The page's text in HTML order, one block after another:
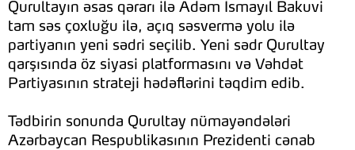
Qurultayın əsas qərarı ilə Adəm İsmayıl Bakuvi
tam səs çoxluğu ilə, açıq səsvermə yolu ilə
partiyanın yeni sədri seçilib. Yeni sədr Qurultay
qarşısında öz siyasi platformasını və Vəhdət
Partiyasının strateji hədəflərini təqdim edib.
Tədbirin sonunda Qurultay nümayəndələri
Azərbaycan Respublikasının Prezidenti cənab